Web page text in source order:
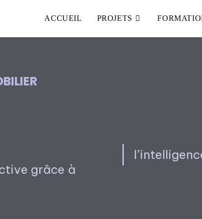
ACCUEIL PROJETS
grâce à